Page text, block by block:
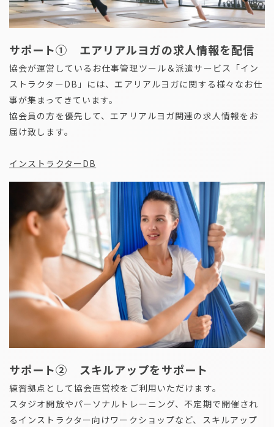
サポート① エアリアルヨガの求人情報を配信
協会が運営しているお仕事管理ツール＆派遣サービス「イン
ストラクターDB」には、エアリアルヨガに関する様々なお仕
事が集まってきています。
協会員の方を優先して、エアリアルヨガ関連の求人情報をお
届け致します。
インストラクターDB
サポート② スキルアップをサポート
練習拠点として協会直営校をご利用いただけます。
スタジオ開放やパーソナルトレーニング、不定期で開催され
るインストラクター向けワークショップなど、スキルアップ